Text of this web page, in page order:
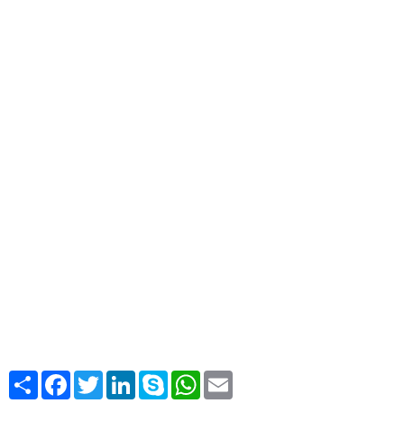
Share FacebookTwitterLinkedInSkype WhatsApp